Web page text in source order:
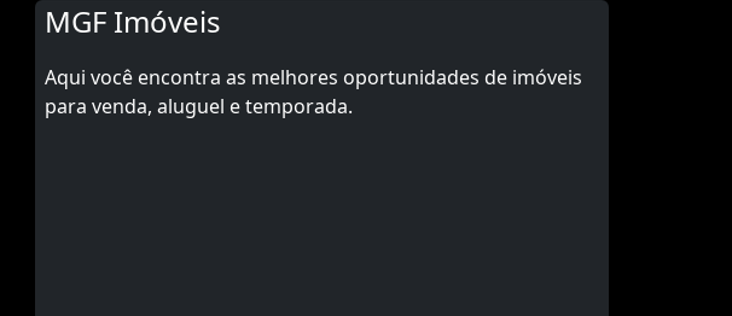
MGF Imóveis
Aqui você encontra as melhores oportunidades de imóveis
para venda, aluguel e temporada.